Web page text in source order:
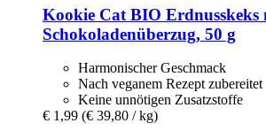
Kookie Cat BIO Erdnusskeks
Schokoladenüberzug, 50 g
Harmonischer Geschmack
Nach veganem Rezept zubereitet
Keine unnötigen Zusatzstoffe
€ 1,99 (€ 39,80 / kg)